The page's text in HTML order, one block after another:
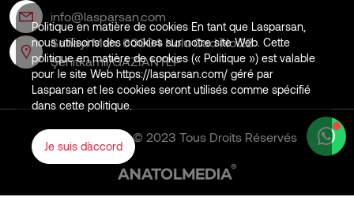
info@lasparsan.com
Sanayi Mah. 60004 Nolu Cad No:22
Şehitkamil/GAZİANTEP
LASPARSAN © 2023 Tous Droits Réservés
Politique en matière de cookies En tant que Lasparsan,
nous utilisons des cookies sur notre site Web. Cette
politique en matière de cookies (« Politique ») est valable
pour le site Web https://lasparsan.com/ géré par
Lasparsan et les cookies seront utilisés comme spécifié
dans cette politique.
Je suis d`accord